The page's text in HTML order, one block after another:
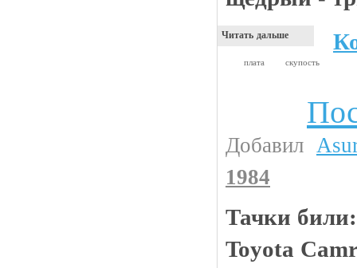
Читать дальше
плата скупость
Добавил
1984
Тачки били:
Toyota